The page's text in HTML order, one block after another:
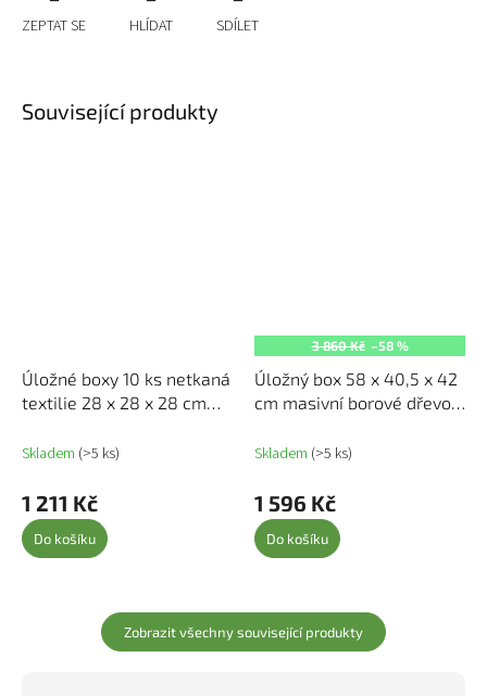
ZEPTAT SE HLÍDAT SDÍLET
Související produkty
Úložné boxy 10 ks netkaná
textilie 28 x 28 x 28 cm
Skladem (>5 ks)
1 211 Kč
Do košíku
3 860 Kč –58 %
Úložný box 58 x 40,5 x 42
cm masivní borové dřevo
Skladem (>5 ks)
1 596 Kč
Do košíku
Zobrazit všechny související produkty